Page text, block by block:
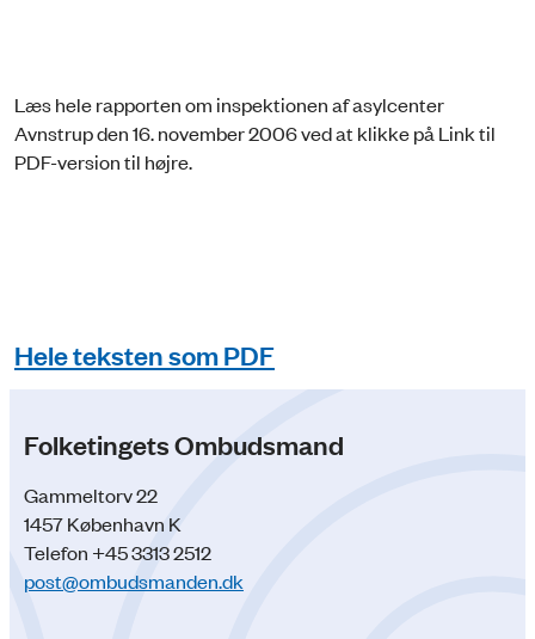
Læs hele rapporten om inspektionen af asylcenter
Avnstrup den 16. november 2006 ved at klikke på Link til
PDF-version til højre.
Hele teksten som PDF
Folketingets Ombudsmand
Gammeltorv 22
1457 København K
Telefon +45 3313 2512
post@ombudsmanden.dk